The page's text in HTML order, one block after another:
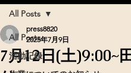
All Posts
活動記録
All Posts
7月12日(土)9:00~
press8820
2025年7月9日